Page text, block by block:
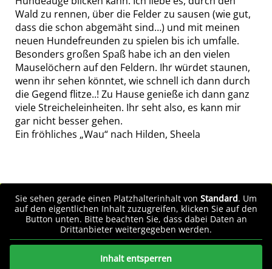
Wald zu rennen, über die Felder zu sausen (wie gut,
dass die schon abgemäht sind…) und mit meinen
neuen Hundefreunden zu spielen bis ich umfalle.
Besonders großen Spaß habe ich an den vielen
Mauselöchern auf den Feldern. Ihr würdet staunen,
wenn ihr sehen könntet, wie schnell ich dann durch
die Gegend flitze..! Zu Hause genieße ich dann ganz
viele Streicheleinheiten. Ihr seht also, es kann mir
gar nicht besser gehen.
Ein fröhliches „Wau“ nach Hilden, Sheela
Sie sehen gerade einen Platzhalterinhalt von Standard. Um
auf den eigentlichen Inhalt zuzugreifen, klicken Sie auf den
Button unten. Bitte beachten Sie, dass dabei Daten an
Drittanbieter weitergegeben werden.
Inhalt entsperren